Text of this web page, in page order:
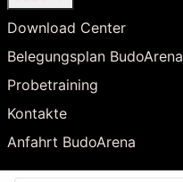
Download Center
Belegungsplan BudoArena
Probetraining
Kontakte
Anfahrt BudoArena